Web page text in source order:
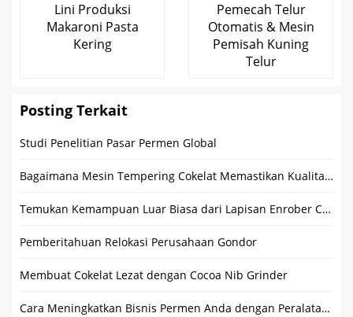
Lini Produksi
Makaroni Pasta
Kering
Pemecah Telur
Otomatis & Mesin
Pemisah Kuning
Telur
Posting Terkait
Studi Penelitian Pasar Permen Global
Bagaimana Mesin Tempering Cokelat Memastikan Kualitas yang Konsisten dan Suhu Ideal?
Temukan Kemampuan Luar Biasa dari Lapisan Enrober Coklat
Pemberitahuan Relokasi Perusahaan Gondor
Membuat Cokelat Lezat dengan Cocoa Nib Grinder
Cara Meningkatkan Bisnis Permen Anda dengan Peralatan Pembuatan Permen Keras Profesional?